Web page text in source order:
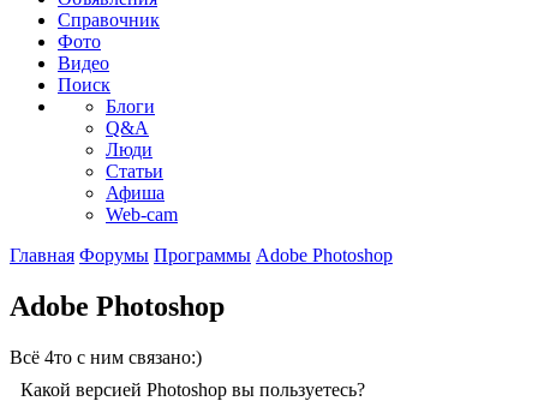
Справочник
Фото
Видео
Поиск
Блоги
Q&A
Люди
Статьи
Афиша
Web-cam
Главная Форумы Программы Adobe Photoshop
Adobe Photoshop
Всё 4то с ним связано:)
Какой версией Photoshop вы пользуетесь?